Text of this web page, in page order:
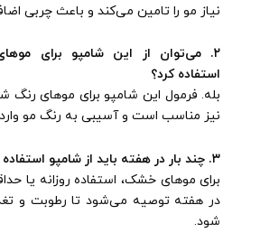
نیاز مو را تامین می‌کند و باعث چربی
۲. می‌توان از این شامپو برای
استفاده کرد؟
بله. فرمول این شامپو برای موهای
نیز مناسب است و آسیبی به رنگ مو
۳. چند بار در هفته باید از شامپو استفاده شود؟
در هفته توصیه می‌شود تا رطوبت و
شود.